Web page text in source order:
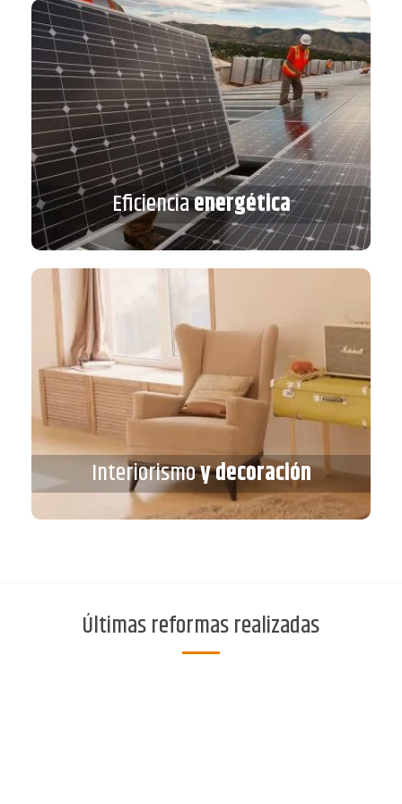
Eficienciaenergética
Eficienciaenergética
VER MÁS
Interiorismoy decoración
Interiorismoy decoración
VER MÁS
Últimas reformas realizadas